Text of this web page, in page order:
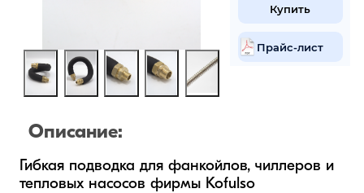
Купить
Прайс-лист
Описание:
Гибкая подводка для фанкойлов, чиллеров и
тепловых насосов фирмы Kofulso